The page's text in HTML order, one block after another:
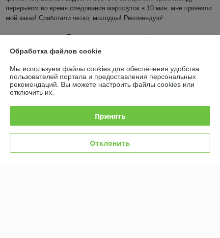
перерывом во время следования маршруток в 10 мин, мне привезли
мой заказ! Сработали четко, молодцы! Рекомендую!
Показать все отзывы
О нас
Контакты
Обработка файлов cookie
Мы используем файлы cookies для обеспечения удобства
пользователей портала и предоставления персональных
рекомендаций. Вы можете настроить файлы cookies или
отключить их.
Принять
Отклонить